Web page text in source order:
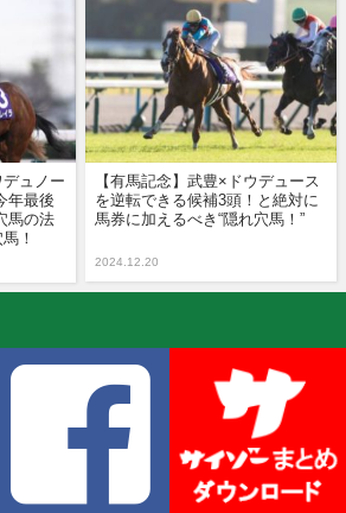
デュノー
年最後
馬の法
！
【有馬記念】武豊×ドウデュース
を逆転できる候補3頭！と絶対に
馬券に加えるべき“隠れ穴馬！”
2024.12.20